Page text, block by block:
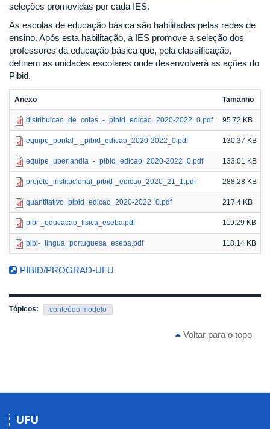
seleções promovidas por cada IES.
As escolas de educação básica são habilitadas pelas redes de
ensino. Após esta habilitação, a IES promove a seleção dos
professores da educação básica que, pela classificação,
definem as unidades escolares onde desenvolverá as ações do
Pibid.
Anexo Tamanho
distribuicao_de_cotas_-_pibid_edicao_2020-2022_0.pdf 95.72 KB
equipe_pontal_-_pibid_edicao_2020-2022_0.pdf 130.37 KB
equipe_uberlandia_-_pibid_edicao_2020-2022_0.pdf 133.01 KB
projeto_institucional_pibid-_edicao_2020_21_1.pdf 288.28 KB
quantitativo_pibid_edicao_2020-2022_0.pdf 217.4 KB
pibi-_educacao_fisica_eseba.pdf 119.29 KB
pibi-_lingua_portuguesa_eseba.pdf 118.14 KB
PIBID/PROGRAD-UFU
Tópicos: conteúdo modelo
Voltar para o topo
UFU